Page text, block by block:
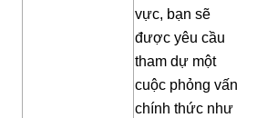
vực, bạn sẽ
được yêu cầu
tham dự một
cuộc phỏng vấn
chính thức như